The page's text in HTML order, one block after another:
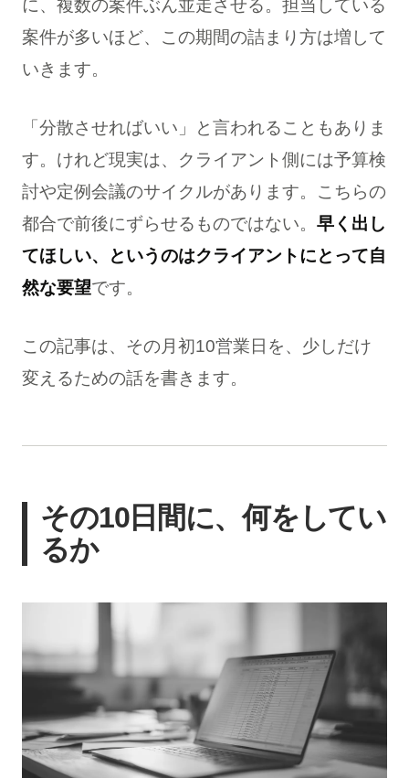
に、複数の案件ぶん並走させる。担当している
案件が多いほど、この期間の詰まり方は増して
いきます。
「分散させればいい」と言われることもありま
す。けれど現実は、クライアント側には予算検
討や定例会議のサイクルがあります。こちらの
都合で前後にずらせるものではない。 早く出し
てほしい、というのはクライアントにとって自
然な要望です。
この記事は、その月初10営業日を、少しだけ
変えるための話を書きます。
その10日間に、何をしてい
るか